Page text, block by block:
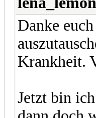
Danke
Krankheit.
Jetzt bin